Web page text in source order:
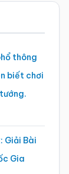
thông
biết chơi
Giải Bài
Gia